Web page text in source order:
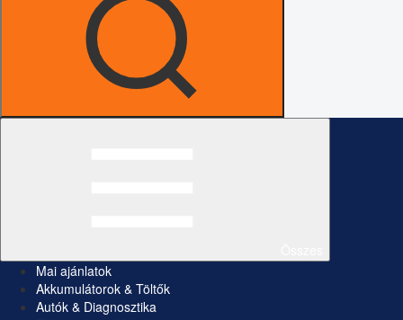
Mai ajánlatok
Akkumulátorok & Töltők
Autók & Diagnosztika